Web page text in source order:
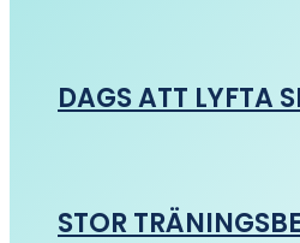
DAGS ATT LYFTA
STOR